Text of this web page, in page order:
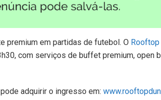
premium em partidas de futebol. O Rooftop
com serviços de buffet premium, open
adquirir o ingresso em: